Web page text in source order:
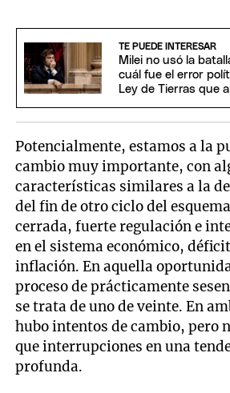
TE PUEDE INTERESAR
Milei no usó la
cuál fue el error
Ley de Tierras que
Potencialmente, estamos a la
cambio muy importante, con
características similares a la
del fin de otro ciclo del
cerrada, fuerte regulación e
en el sistema económico,
inflación. En aquella
proceso de prácticamente
se trata de uno de veinte. En
hubo intentos de cambio, pero
que interrupciones en una
profunda.